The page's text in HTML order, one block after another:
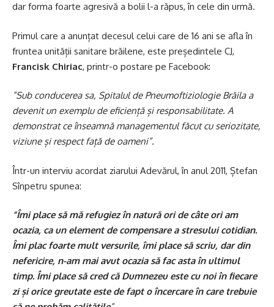
dar forma foarte agresivă a bolii l-a răpus, în cele din urmă.
Primul care a anunțat decesul celui care de 16 ani se afla în
fruntea unității sanitare brăilene, este președintele CJ,
Francisk Chiriac, printr-o postare pe Facebook:
”Sub conducerea sa, Spitalul de Pneumoftiziologie Brăila a
devenit un exemplu de eficiență și responsabilitate. A
demonstrat ce înseamnă managementul făcut cu seriozitate,
viziune și respect față de oameni”.
Într-un interviu acordat ziarului Adevărul, în anul 2011, Ștefan
Sînpetru spunea:
”Îmi place să mă refugiez în natură ori de câte ori am
ocazia, ca un element de compensare a stresului cotidian.
Îmi plac foarte mult versurile, îmi place să scriu, dar din
nefericire, n-am mai avut ocazia să fac asta în ultimul
timp. Îmi place să cred că Dumnezeu este cu noi în fiecare
zi și orice greutate este de fapt o încercare în care trebuie